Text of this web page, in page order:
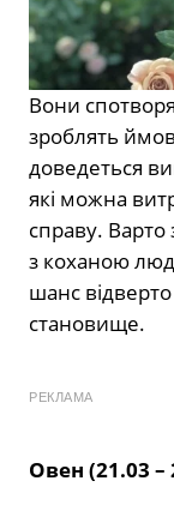
Вони
зроблять
доведеться
які можна
справу. Варто
з коханою
шанс
становище.
РЕКЛАМА
Овен (21.03 –